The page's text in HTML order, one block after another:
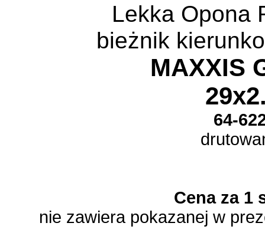
Lekka Opona
bieżnik
MAXXIS
64-
Cena za 1
nie zawiera pokazanej w